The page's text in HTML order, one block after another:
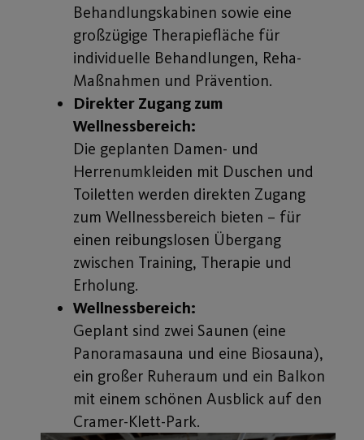
Behandlungskabinen sowie eine
großzügige Therapiefläche für
individuelle Behandlungen, Reha-
Maßnahmen und Prävention.
Direkter Zugang zum
Wellnessbereich:
Die geplanten Damen- und
Herrenumkleiden mit Duschen und
Toiletten werden direkten Zugang
zum Wellnessbereich bieten – für
einen reibungslosen Übergang
zwischen Training, Therapie und
Erholung.
Wellnessbereich:
Geplant sind zwei Saunen (eine
Panoramasauna und eine Biosauna),
ein großer Ruheraum und ein Balkon
mit einem schönen Ausblick auf den
Cramer-Klett-Park.